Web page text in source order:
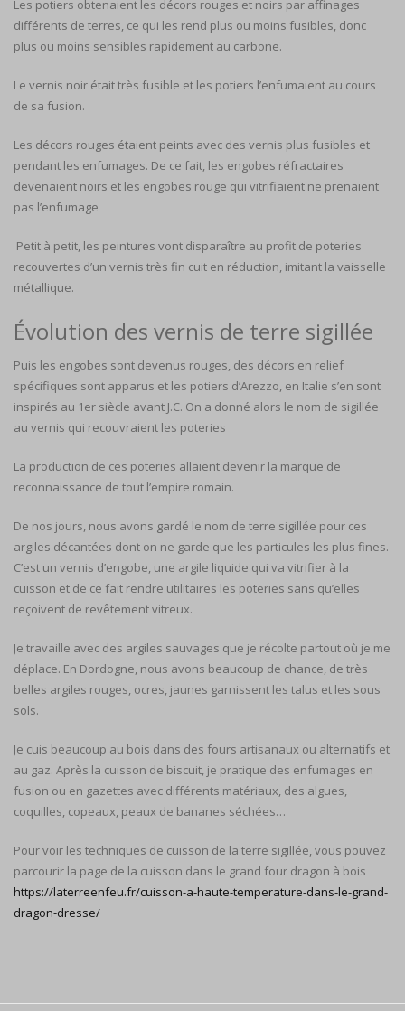
Les potiers obtenaient les décors rouges et noirs par affinages
différents de terres, ce qui les rend plus ou moins fusibles, donc
plus ou moins sensibles rapidement au carbone.
Le vernis noir était très fusible et les potiers l’enfumaient au cours
de sa fusion.
Les décors rouges étaient peints avec des vernis plus fusibles et
pendant les enfumages. De ce fait, les engobes réfractaires
devenaient noirs et les engobes rouge qui vitrifiaient ne prenaient
pas l’enfumage
Petit à petit, les peintures vont disparaître au profit de poteries
recouvertes d’un vernis très fin cuit en réduction, imitant la vaisselle
métallique.
Évolution des vernis de terre sigillée
Puis les engobes sont devenus rouges, des décors en relief
spécifiques sont apparus et les potiers d’Arezzo, en Italie s’en sont
inspirés au 1er siècle avant J.C. On a donné alors le nom de sigillée
au vernis qui recouvraient les poteries
La production de ces poteries allaient devenir la marque de
reconnaissance de tout l’empire romain.
De nos jours, nous avons gardé le nom de terre sigillée pour ces
argiles décantées dont on ne garde que les particules les plus fines.
C’est un vernis d’engobe, une argile liquide qui va vitrifier à la
cuisson et de ce fait rendre utilitaires les poteries sans qu’elles
reçoivent de revêtement vitreux.
Je travaille avec des argiles sauvages que je récolte partout où je me
déplace. En Dordogne, nous avons beaucoup de chance, de très
belles argiles rouges, ocres, jaunes garnissent les talus et les sous
sols.
Je cuis beaucoup au bois dans des fours artisanaux ou alternatifs et
au gaz. Après la cuisson de biscuit, je pratique des enfumages en
fusion ou en gazettes avec différents matériaux, des algues,
coquilles, copeaux, peaux de bananes séchées…
Pour voir les techniques de cuisson de la terre sigillée, vous pouvez
parcourir la page de la cuisson dans le grand four dragon à bois
https://laterreenfeu.fr/cuisson-a-haute-temperature-dans-le-grand-
dragon-dresse/